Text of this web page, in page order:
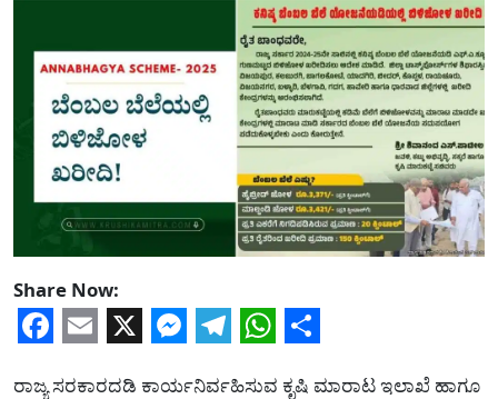
Share Now:
Facebook
Email
X Messenger
Telegram
WhatsApp
Share
ರಾಜ್ಯ ಸರಕಾರದಡಿ ಕಾರ್ಯನಿರ್ವಹಿಸುವ ಕೃಷಿ ಮಾರಾಟ ಇಲಾಖೆ ಹಾಗೂ